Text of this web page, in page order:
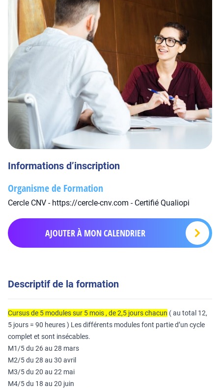
Informations d’inscription
Organisme de Formation
Cercle CNV - https://cercle-cnv.com - Certifié Qualiopi
AJOUTER À MON CALENDRIER
Descriptif de la formation
Cursus de 5 modules sur 5 mois , de 2,5 jours chacun ( au total 12,
5 jours = 90 heures ) Les différents modules font partie d’un cycle
complet et sont insécables.
M1/5 du 26 au 28 mars
M2/5 du 28 au 30 avril
M3/5 du 20 au 22 mai
M4/5 du 18 au 20 juin